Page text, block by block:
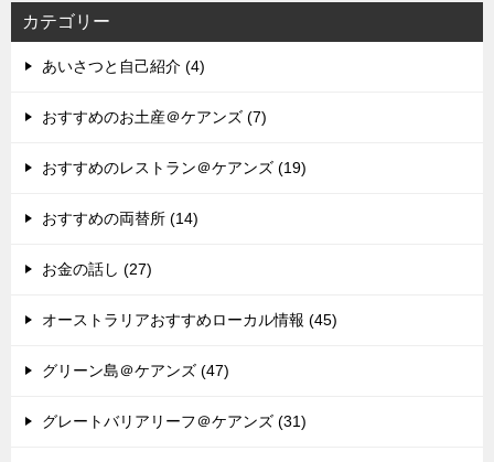
カテゴリー
あいさつと自己紹介 (4)
おすすめのお土産＠ケアンズ (7)
おすすめのレストラン＠ケアンズ (19)
おすすめの両替所 (14)
お金の話し (27)
オーストラリアおすすめローカル情報 (45)
グリーン島＠ケアンズ (47)
グレートバリアリーフ＠ケアンズ (31)